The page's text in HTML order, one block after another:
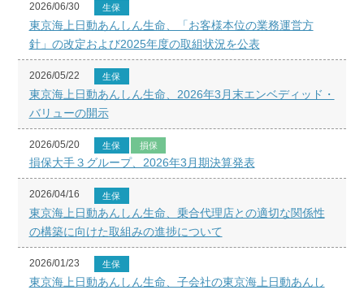
2026/06/30 生保
東京海上日動あんしん生命、「お客様本位の業務運営方
針」の改定および2025年度の取組状況を公表
2026/05/22 生保
東京海上日動あんしん生命、2026年3月末エンベディッド・
バリューの開示
2026/05/20 生保 損保
損保大手３グループ、2026年3月期決算発表
2026/04/16 生保
東京海上日動あんしん生命、乗合代理店との適切な関係性
の構築に向けた取組みの進捗について
2026/01/23 生保
東京海上日動あんしん生命、子会社の東京海上日動あんし